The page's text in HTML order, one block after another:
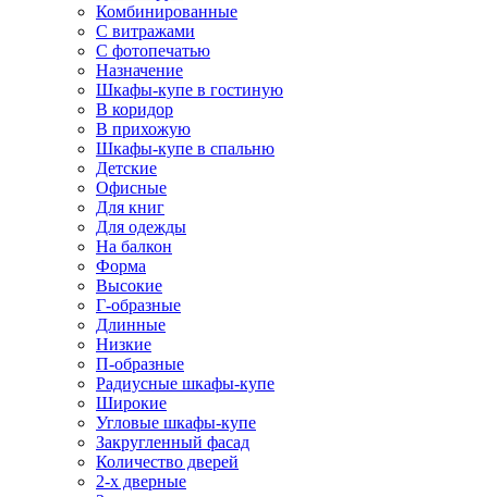
Комбинированные
С витражами
С фотопечатью
Назначение
Шкафы-купе в гостиную
В коридор
В прихожую
Шкафы-купе в спальню
Детские
Офисные
Для книг
Для одежды
На балкон
Форма
Высокие
Г-образные
Длинные
Низкие
П-образные
Радиусные шкафы-купе
Широкие
Угловые шкафы-купе
Закругленный фасад
Количество дверей
2-х дверные